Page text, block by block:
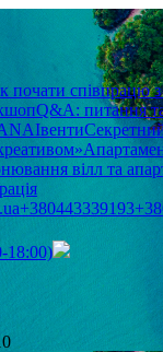
почати співпрацю
Q&A: питання
Івенти
вілл та
+380443339193
18:00)